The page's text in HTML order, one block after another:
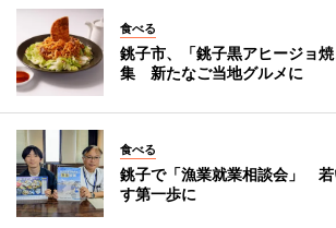
食べる
銚子市、「銚子黒アヒージョ
集 新たなご当地グルメに
食べる
銚子で「漁業就業相談会」 若
す第一歩に